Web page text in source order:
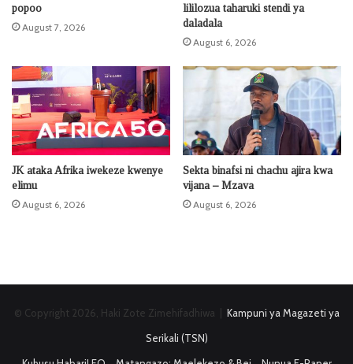
popoo
August 7, 2026
lililozua taharuki stendi ya
daladala
August 6, 2026
JK ataka Afrika iwekeze kwenye
elimu
August 6, 2026
Sekta binafsi ni chachu ajira kwa
vijana – Mzava
August 6, 2026
© Copyright 2026, Haki Zote Zimehifadhiwa | Kampuni ya Magazeti ya
Serikali (TSN)